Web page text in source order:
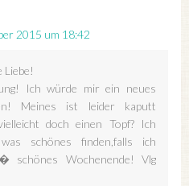
2015 um 18:42
Liebe!
Ich würde mir ein neues
Meines ist leider kaputt
doch einen Topf? Ich
schönes finden,falls ich
schönes Wochenende! Vlg